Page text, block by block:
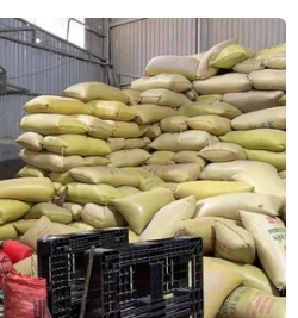
diễn ra tại Nepal sau thảm họa
(Nguồn: AFP)
gia Trung Quốc cho biết
Nyalam tại Khu tự trị
nước này đã dịch
về phía Nam sau trận